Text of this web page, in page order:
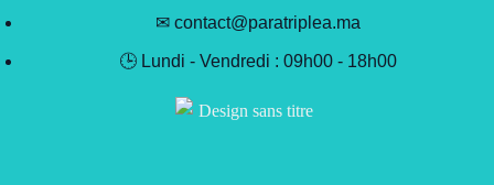
✉ contact@paratriplea.ma
🕒 Lundi - Vendredi : 09h00 - 18h00